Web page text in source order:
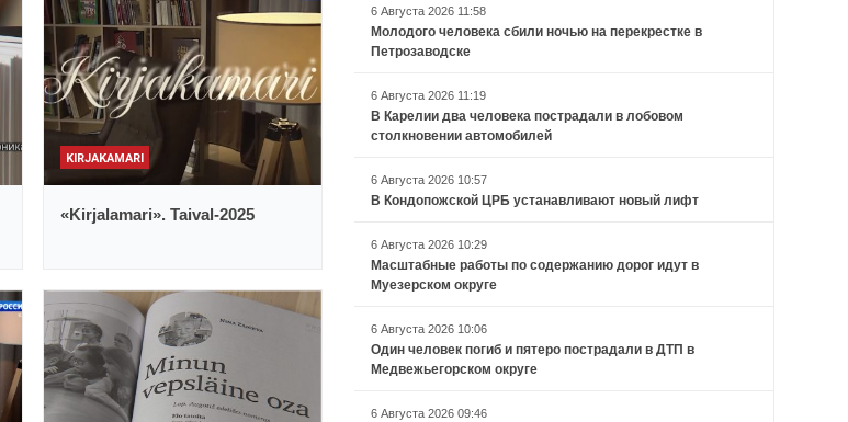
KIRJAKAMARI
«Kirjalamari». Taival-2025
6 Августа 2026 11:58
Молодого человека сбили ночью на перекрестке в
Петрозаводске
6 Августа 2026 11:19
В Карелии два человека пострадали в лобовом
столкновении автомобилей
6 Августа 2026 10:57
В Кондопожской ЦРБ устанавливают новый лифт
6 Августа 2026 10:29
Масштабные работы по содержанию дорог идут в
Муезерском округе
6 Августа 2026 10:06
Один человек погиб и пятеро пострадали в ДТП в
Медвежьегорском округе
6 Августа 2026 09:46